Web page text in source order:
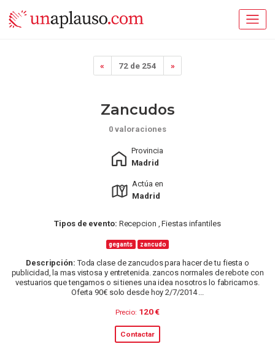
« 72 de 254 »
Zancudos
0 valoraciones
Provincia
Madrid
Actúa en
Madrid
Tipos de evento: Recepcion , Fiestas infantiles
gegants zancudo
Descripción: Toda clase de zancudos para hacer de tu fiesta o
publicidad, la mas vistosa y entretenida. zancos normales de rebote con
vestuarios que tengamos o si tienes una idea nosotros lo fabricamos.
Oferta 90€ solo desde hoy 2/7/2014 ...
Precio: 120 €
Contactar